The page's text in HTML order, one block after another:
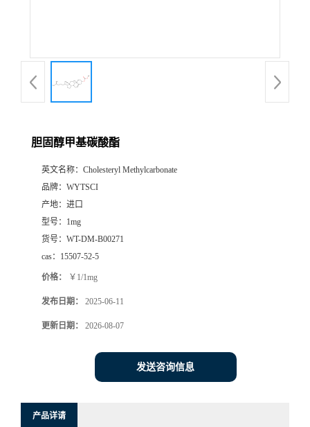
胆固醇甲基碳酸酯
英文名称： Cholesteryl Methylcarbonate
品牌： WYTSCI
产地： 进口
型号： 1mg
货号： WT-DM-B00271
cas： 15507-52-5
价格： ￥1/1mg
发布日期： 2025-06-11
更新日期： 2026-08-07
发送咨询信息
产品详请